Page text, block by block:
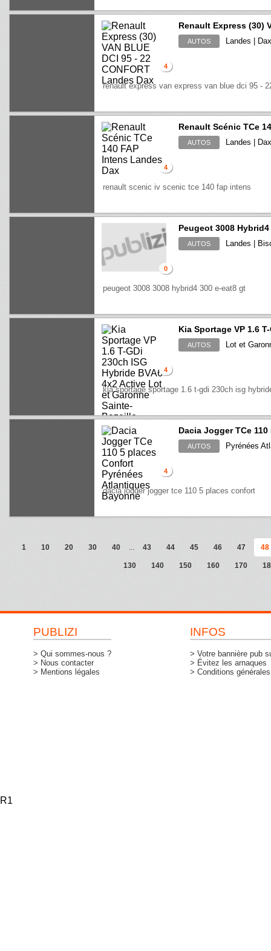
4
Renault Express (30)
AUTOS Landes | Dax
renault express van express van blue dci 95 -
4
Renault Scénic TCe
AUTOS Landes | Dax
renault scenic iv scenic tce 140 fap intens
0
Peugeot 3008 Hybrid4
AUTOS Landes |
peugeot 3008 3008 hybrid4 300 e-eat8 gt
4
Kia Sportage VP 1.6
AUTOS Lot et
kia sportage sportage 1.6 t-gdi 230ch isg
4
Dacia Jogger TCe
AUTOS Pyrénées
dacia jogger jogger tce 110 5 places confort
1 10 20 30 40 ... 43 44 45 46 47 48
130 140 150 160 170
PUBLIZI
> Qui sommes-nous ?
> Nous contacter
> Mentions légales
INFOS
> Votre bannière pub
> Évitez les arnaques
> Conditions
R1